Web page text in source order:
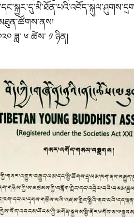
ཟླ་ ༦ ཚེས་ ༡ ཉིན།